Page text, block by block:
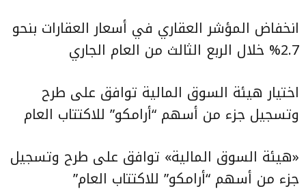
انخفاض المؤشر العقاري في أسعار العقارات بنحو
2.7% خلال الربع الثالث من العام الجاري
اختيار هيئة السوق المالية توافق على طرح
وتسجيل جزء من أسهم “أرامكو” للاكتتاب العام
«هيئة السوق المالية» توافق على طرح وتسجيل
جزء من أسهم “أرامكو” للاكتتاب العام”